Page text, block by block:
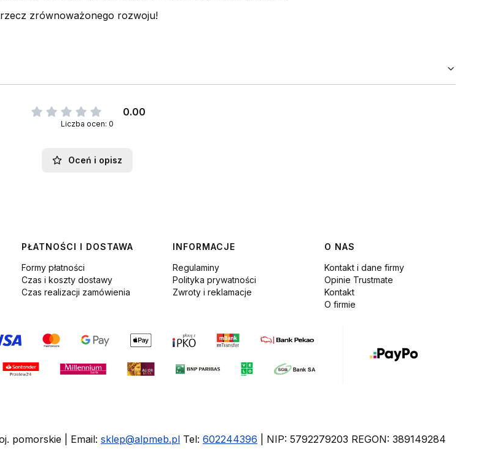
zrównoważonego rozwoju!
0.00
Liczba ocen: 0
Oceń i opisz
PŁATNOŚCI I DOSTAWA
Formy płatności
Czas i koszty dostawy
Czas realizacji zamówienia
INFORMACJE
Regulaminy
Polityka prywatności
Zwroty i reklamacje
O NAS
Kontakt i dane firmy
Opinie Trustmate
Kontakt
O firmie
pomorskie | Email: sklep@alpmeb.pl Tel: 602244396 | NIP: 5792279203 REGON: 389149284